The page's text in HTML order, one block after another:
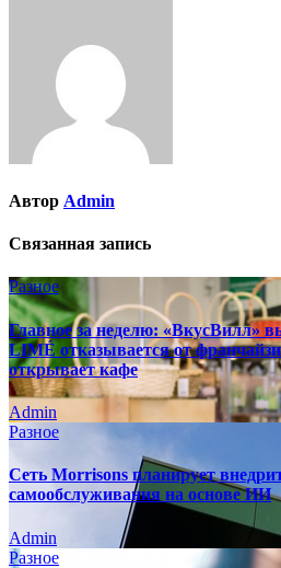
Автор Admin
Связанная запись
Разное
Главное за неделю: «ВкусВилл»
LIMÉ отказывается от
открывает кафе
Admin
Разное
Сеть Morrisons планирует
самообслуживания на основе ИИ
Admin
Разное